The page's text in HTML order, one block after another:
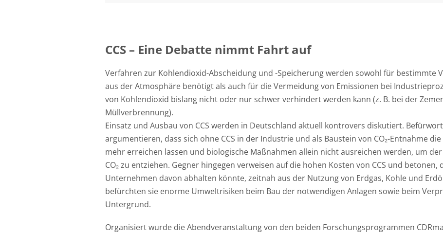
CCS – Eine Debatte nimmt Fahrt auf
Verfahren zur Kohlendioxid-Abscheidung und -Speicherung werden sowohl für bestimmte
aus der Atmosphäre benötigt als auch für die Vermeidung von Emissionen bei
von Kohlendioxid bislang nicht oder nur schwer verhindert werden kann (z. B. bei der
Müllverbrennung).
Einsatz und Ausbau von CCS werden in Deutschland aktuell kontrovers diskutiert.
argumentieren, dass sich ohne CCS in der Industrie und als Baustein von CO₂-Entnahme
mehr erreichen lassen und biologische Maßnahmen allein nicht ausreichen werden, um
CO₂ zu entziehen. Gegner hingegen verweisen auf die hohen Kosten von CCS und
Unternehmen davon abhalten könnte, zeitnah aus der Nutzung von Erdgas, Kohle und
befürchten sie enorme Umweltrisiken beim Bau der notwendigen Anlagen sowie beim
Untergrund.
Organisiert wurde die Abendveranstaltung von den beiden Forschungsprogrammen